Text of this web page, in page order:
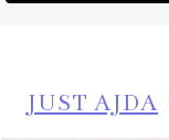
JUST AJDA